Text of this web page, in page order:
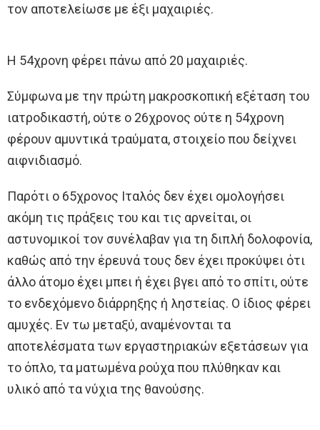
τον αποτελείωσε με έξι μαχαιριές.
Η 54χρονη φέρει πάνω από 20 μαχαιριές.
Σύμφωνα με την πρώτη μακροσκοπική εξέταση του
ιατροδικαστή, ούτε ο 26χρονος ούτε η 54χρονη
φέρουν αμυντικά τραύματα, στοιχείο που δείχνει
αιφνιδιασμό.
Παρότι ο 65χρονος Ιταλός δεν έχει ομολογήσει
ακόμη τις πράξεις του και τις αρνείται, οι
αστυνομικοί τον συνέλαβαν για τη διπλή δολοφονία,
καθώς από την έρευνά τους δεν έχει προκύψει ότι
άλλο άτομο έχει μπει ή έχει βγει από το σπίτι, ούτε
το ενδεχόμενο διάρρηξης ή ληστείας. Ο ίδιος φέρει
αμυχές. Εν τω μεταξύ, αναμένονται τα
αποτελέσματα των εργαστηριακών εξετάσεων για
το όπλο, τα ματωμένα ρούχα που πλύθηκαν και
υλικό από τα νύχια της θανούσης.